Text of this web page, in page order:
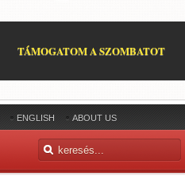
TÁMOGATOM A SZOMBATOT
ENGLISH ABOUT US